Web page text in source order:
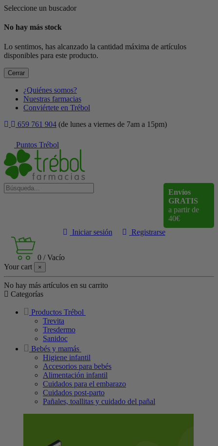
Seleccione un buscador
No hay más stock
Lo sentimos, has alcanzado la cantidad máxima de artículos
disponibles para este producto.
Cerrar
¿Quiénes somos?
Nuestras farmacias
Conviértete en Trébol
659 761 904 (de lunes a viernes de 7am a 15pm)
Puntos Trébol
Envíos
GRATIS
a partir de
40€
Iniciar sesión
Registrarse
0 /Vacío
Your cart
×
No hay más artículos en su carrito
Categorías
Productos Trébol
Trevita
Tresdermo
Sanidoc
Bebés y mamás
Higiene infantil
Accesorios para bebés
Alimentación infantil
Cuidados para el embarazo
Cuidados post-parto
Pañales, toallitas y cuidado del pañal